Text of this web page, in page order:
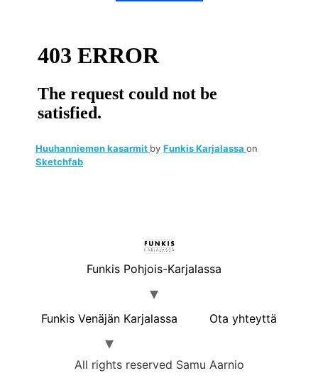
Huuhanniemen kasarmit by Funkis Karjalassa on
Sketchfab
Funkis Pohjois-Karjalassa
Funkis Venäjän Karjalassa Ota yhteyttä
All rights reserved Samu Aarnio